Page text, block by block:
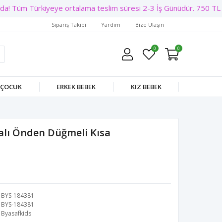
Tüm Türkiyeye ortalama teslim süresi 2-3 İş Günüdür. 750 TL
Sipariş Takibi Yardım Bize Ulaşın
0 0
ERKEK BEBEK KIZ BEBEK
Önden Düğmeli Kısa
BYS-184381
BYS-184381
Byasafkids